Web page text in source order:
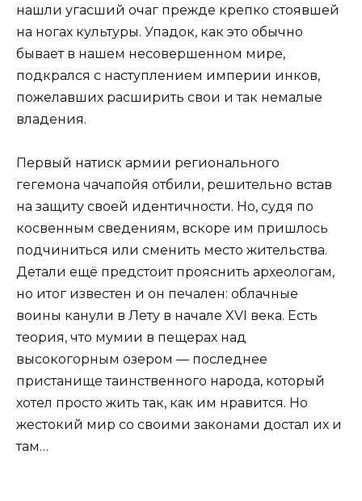
нашли угасший очаг прежде крепко стоявшей
на ногах культуры. Упадок, как это обычно
бывает в нашем несовершенном мире,
подкрался с наступлением империи инков,
пожелавших расширить свои и так немалые
владения.
Первый натиск армии регионального
гегемона чачапойя отбили, решительно встав
на защиту своей идентичности. Но, судя по
косвенным сведениям, вскоре им пришлось
подчиниться или сменить место жительства.
Детали ещё предстоит прояснить археологам,
но итог известен и он печален: облачные
воины канули в Лету в начале XVI века. Есть
теория, что мумии в пещерах над
высокогорным озером — последнее
пристанище таинственного народа, который
хотел просто жить так, как им нравится. Но
жестокий мир со своими законами достал их и
там…